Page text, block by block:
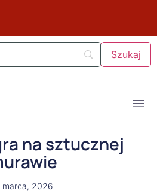
na sztucznej
marca, 2026